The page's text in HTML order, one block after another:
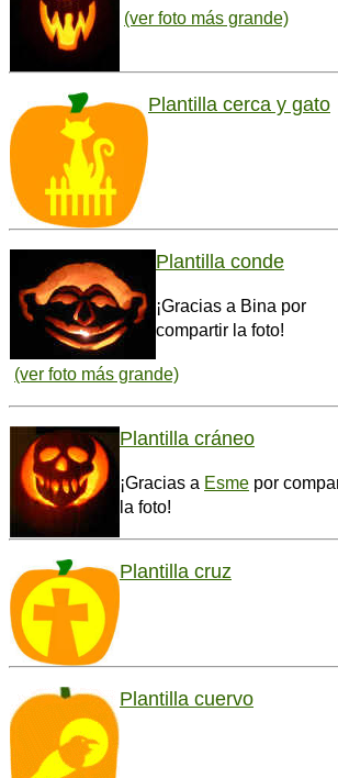
(ver foto más grande)
Plantilla cerca y gato
Plantilla conde
¡Gracias a Bina por
compartir la foto!
(ver foto más grande)
Plantilla cráneo
¡Gracias a Esme por
la foto!
Plantilla cruz
Plantilla cuervo